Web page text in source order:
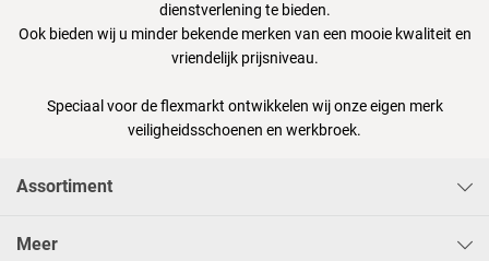
dienstverlening te bieden.
Ook bieden wij u minder bekende merken van een mooie kwaliteit en
vriendelijk prijsniveau.
Speciaal voor de flexmarkt ontwikkelen wij onze eigen merk
veiligheidsschoenen en werkbroek.
Assortiment
Meer